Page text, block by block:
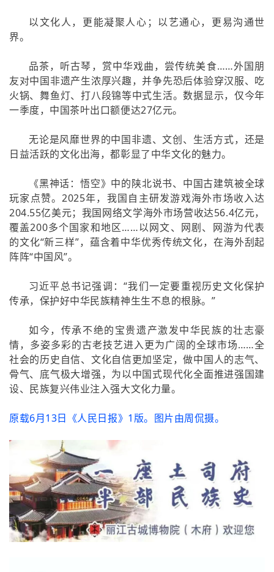
以文化人，更能凝聚人心；以艺通心，更易沟通世
界。
品茶，听古琴，赏中华戏曲，尝传统美食……外国朋
友对中国非遗产生浓厚兴趣，并争先恐后体验穿汉服、吃
火锅、舞鱼灯、打八段锦等中式生活。数据显示，仅今年
一季度，中国茶叶出口额便达27亿元。
无论是风靡世界的中国非遗、文创、生活方式，还是
日益活跃的文化出海，都彰显了中华文化的魅力。
《黑神话：悟空》中的陕北说书、中国古建筑被全球
玩家点赞。2025年，我国自主研发游戏海外市场收入达
204.55亿美元；我国网络文学海外市场营收达56.4亿元，
覆盖200多个国家和地区……以网文、网剧、网游为代表
的文化“新三样”，蕴含着中华优秀传统文化，在海外刮起
阵阵“中国风”。
习近平总书记强调：“我们一定要重视历史文化保护
传承，保护好中华民族精神生生不息的根脉。”
如今，传承不绝的宝贵遗产激发中华民族的壮志豪
情，多姿多彩的古老技艺进入更为广阔的全球市场……全
社会的历史自信、文化自信更加坚定，做中国人的志气、
骨气、底气极大增强，为以中国式现代化全面推进强国建
设、民族复兴伟业注入强大文化力量。
原载6月13日《人民日报》1版。图片由周侃摄。